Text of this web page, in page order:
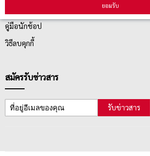
ยอมรับ
คู่มือนักช้อป
วิธีลบคุกกี้
สมัครรับข่าวสาร
รับข่าวสาร